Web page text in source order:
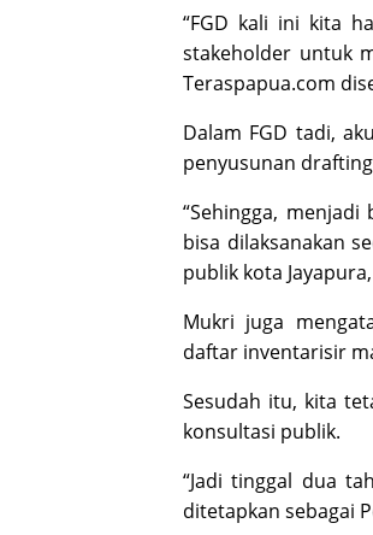
“FGD kali ini kita
stakeholder untuk
Teraspapua.com
Dalam FGD tadi,
penyusunan
“Sehingga,
bisa dilaksanakan
publik kota
Mukri juga
daftar inventarisir
Sesudah itu, kita
konsultasi publik.
“Jadi tinggal dua
ditetapkan sebagai